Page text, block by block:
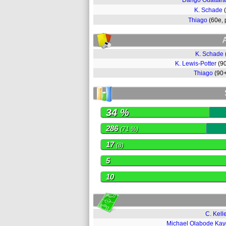
K. Schade
Thiago (60e,
K. Schade
K. Lewis-Potter
Thiago
34 %
286(71 %)
17(8)
5
10
C.
Michael Olabode